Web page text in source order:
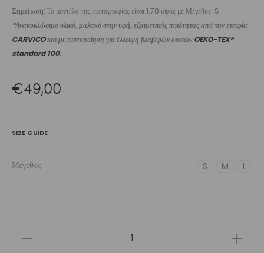
Σημείωση: Το μοντέλο της φωτογραφίας είναι 1.78 ύψος με Μέγεθος: S
*Ανακυκλώσιμο υλικό, μαλακό στην υφή, εξαιρετικής ποιότητας από την εταιρία
CARVICOκαι με πιστοποίηση για έλλειψη βλαβερών ουσιών OEKO-TEX®
standard 100.
€49,00
SIZE GUIDE
Μέγεθος S M L